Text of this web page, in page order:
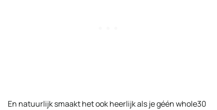
En natuurlijk smaakt het ook heerlijk als je géén whole30